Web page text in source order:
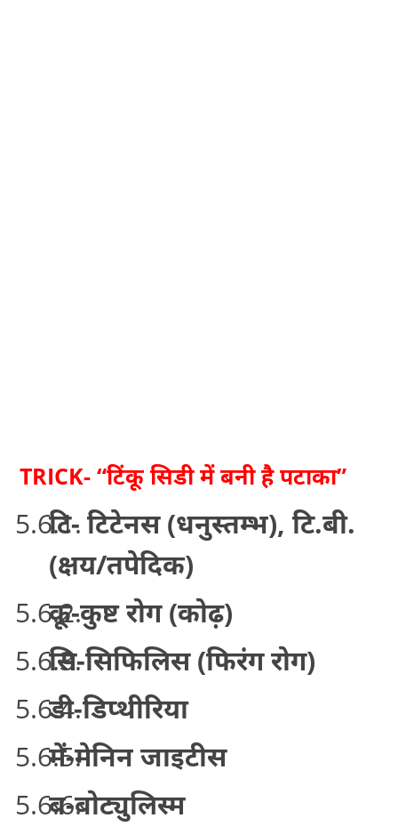
TRICK- “टिंकू सिडी में बनी है पटाका”
टि- टिटेनस (धनुस्तम्भ), टि.बी.
(क्षय/तपेदिक)
कू-कुष्ट रोग (कोढ़)
सि-सिफिलिस (फिरंग रोग)
डी-डिप्थीरिया
में-मेनिन जाइटीस
ब-बोट्युलिस्म